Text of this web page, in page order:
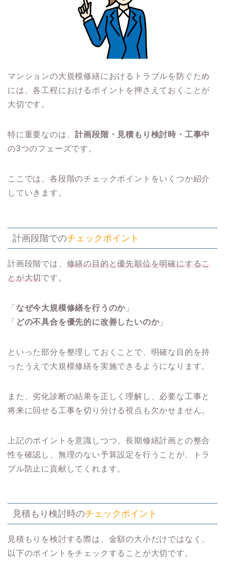
マンションの大規模修繕におけるトラブルを防ぐため
には、各工程におけるポイントを押さえておくことが
大切です。
特に重要なのは、計画段階・見積もり検討時・工事中
の3つのフェーズです。
ここでは、各段階のチェックポイントをいくつか紹介
していきます。
計画段階でのチェックポイント
計画段階では、 修繕の目的と優先順位を明確にするこ
とが大切です。
「 なぜ今大規模修繕を行うのか 」
「 どの不具合を優先的に改善したいのか」
といった部分を整理しておくことで、明確な目的を持
ったうえで大規模修繕を実施できるようになります。
また、劣化診断の結果を正しく理解し、必要な工事と
将来に回せる工事を切り分ける視点も欠かせません。
上記のポイントを意識しつつ、長期修繕計画との整合
性を確認し、無理のない予算設定を行うことが、トラ
ブル防止に貢献してくれます。
見積もり検討時のチェックポイント
見積もりを検討する際は、金額の大小だけではなく、
以下のポイントをチェックすることが大切です。